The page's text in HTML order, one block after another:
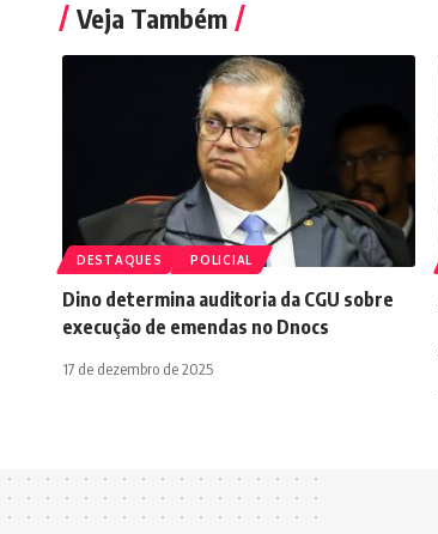
Veja Também
DESTAQUES POLICIAL
Dino determina auditoria da CGU sobre
execução de emendas no Dnocs
17 de dezembro de 2025